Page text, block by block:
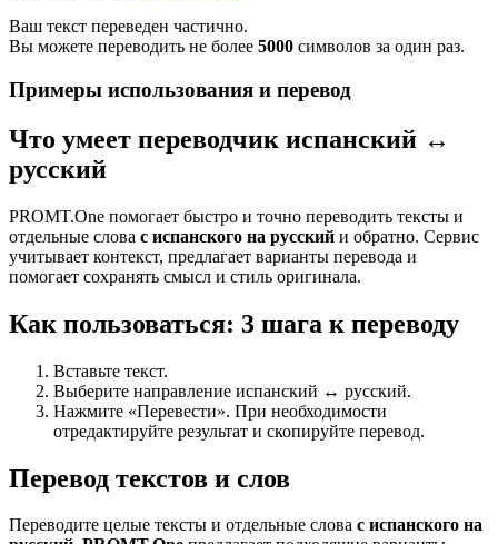
Ваш текст переведен частично.
Вы можете переводить не более 5000 символов за один раз.
Примеры использования и перевод
Что умеет переводчик испанский ↔
русский
PROMT.One помогает быстро и точно переводить тексты и
отдельные слова с испанского на русский и обратно. Сервис
учитывает контекст, предлагает варианты перевода и
помогает сохранять смысл и стиль оригинала.
Как пользоваться: 3 шага к переводу
Вставьте текст.
Выберите направление испанский ↔ русский.
Нажмите «Перевести». При необходимости
отредактируйте результат и скопируйте перевод.
Перевод текстов и слов
Переводите целые тексты и отдельные слова с испанского на